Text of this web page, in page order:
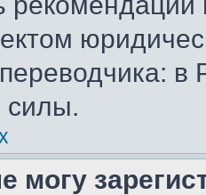
в
силы.
могу